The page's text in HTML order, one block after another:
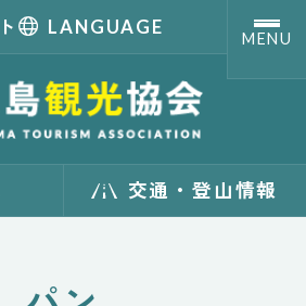
】屋久島観
屋久島」の
LANGUAGE
MENU
交通・登山情報